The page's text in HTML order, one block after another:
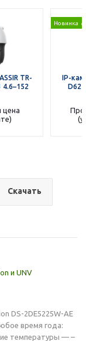
TR-
4.6–152
цена
Новинка
IP-
Скачать
и UNV
DS-2DE5225W-AE
время года:
температуры — –